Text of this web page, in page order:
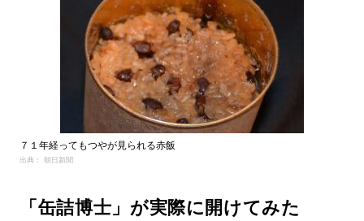
７１年経ってもつやが見られる赤飯
出典： 朝日新聞
「缶詰博士」が実際に開けてみた